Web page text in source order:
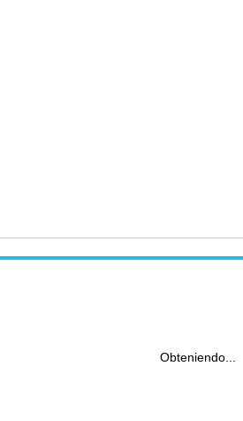
Obteniendo...